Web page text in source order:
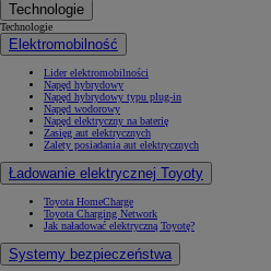
Technologie
Technologie
Elektromobilność
Lider elektromobilności
Napęd hybrydowy
Napęd hybrydowy typu plug-in
Napęd wodorowy
Napęd elektryczny na baterię
Zasięg aut elektrycznych
Zalety posiadania aut elektrycznych
Ładowanie elektrycznej Toyoty
Toyota HomeCharge
Toyota Charging Network
Jak naładować elektryczną Toyotę?
Systemy bezpieczeństwa